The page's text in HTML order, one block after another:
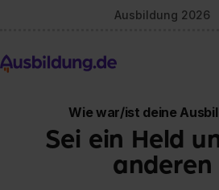
Ausbildung 2026
Wie war/ist deine
Sei ein Held
anderen